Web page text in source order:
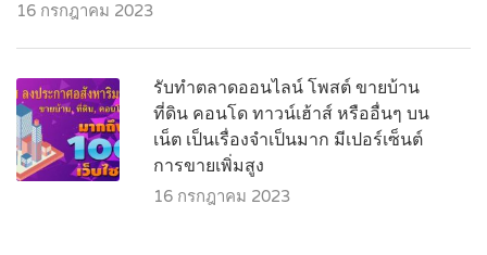
16 กรกฎาคม 2023
รับทำตลาดออนไลน์ โพสต์ ขายบ้าน
ที่ดิน คอนโด ทาวน์เฮ้าส์ หรืออื่นๆ บน
เน็ต เป็นเรื่องจำเป็นมาก มีเปอร์เซ็นต์
การขายเพิ่มสูง
16 กรกฎาคม 2023